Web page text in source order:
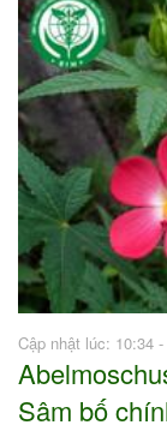
Cập nhật lúc: 10:34
Sâm bố